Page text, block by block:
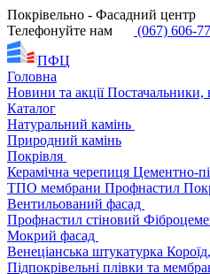
Покрівельно - Фасадний центр
Телефонуйте нам
(067) 606-
ПФЦ
Головна
Новини та акціїПостачальники,
Каталог
Натуральний камінь
Природний камінь
Покрівля
Керамічна черепиця Цементно-
ТПО мембрани Профнастил
Вентильований фасад
Профнастил стіновий
Мокрий фасад
Венеціанська штукатурка
Підпокрівельні плівки та